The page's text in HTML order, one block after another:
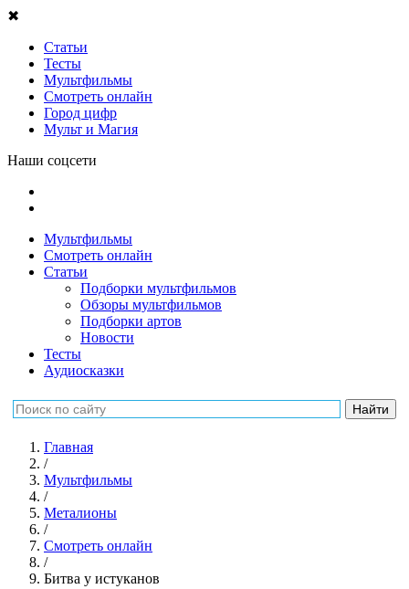
✖
Статьи
Тесты
Мультфильмы
Смотреть онлайн
Город цифр
Мульт и Магия
Наши соцсети
Мультфильмы
Смотреть онлайн
Статьи
Подборки мультфильмов
Обзоры мультфильмов
Подборки артов
Новости
Тесты
Аудиосказки
Главная
/
Мультфильмы
/
Металионы
/
Смотреть онлайн
/
Битва у истуканов